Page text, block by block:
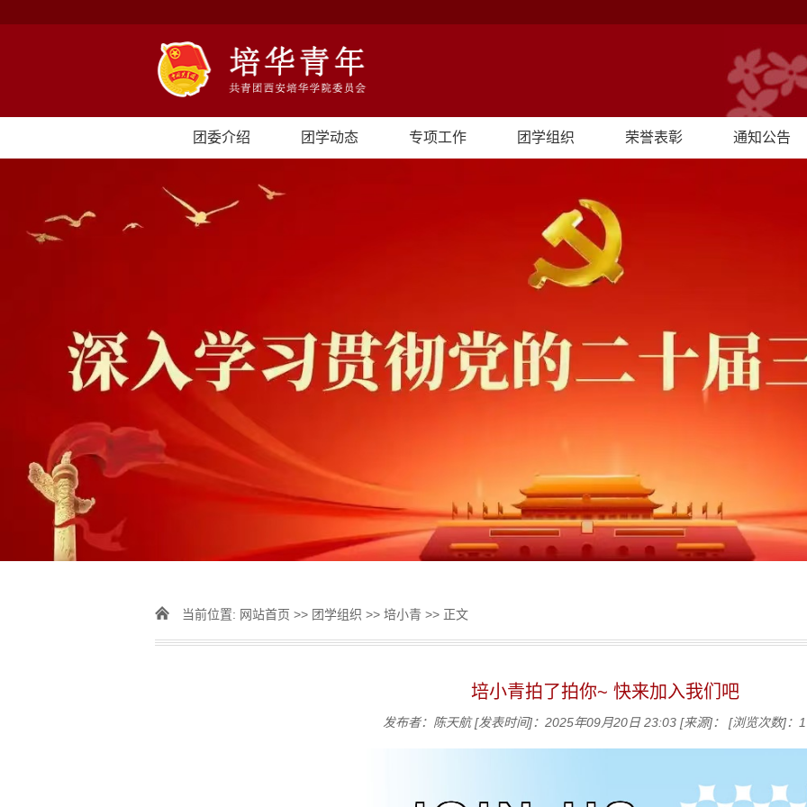
团委介绍 团学动态 专项工作 团学组织 荣誉表彰 通知公告
当前位置: 网站首页 >> 团学组织 >> 培小青 >> 正文
培小青拍了拍你~ 快来加入我们吧
发布者：陈天航 [发表时间]：2025年09月20日 23:03 [来源]： [浏览次数]：